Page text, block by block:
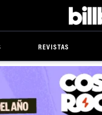
Billboard
REVISTAS